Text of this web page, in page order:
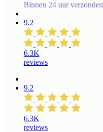
Binnen 24 uur verzonden
9.2
6.3K
reviews
9.2
6.3K
reviews